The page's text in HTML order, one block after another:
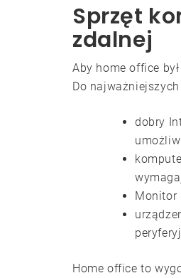
Sprzęt
zdalnej
Aby home office
Do
dobry
Monitor
Home office to